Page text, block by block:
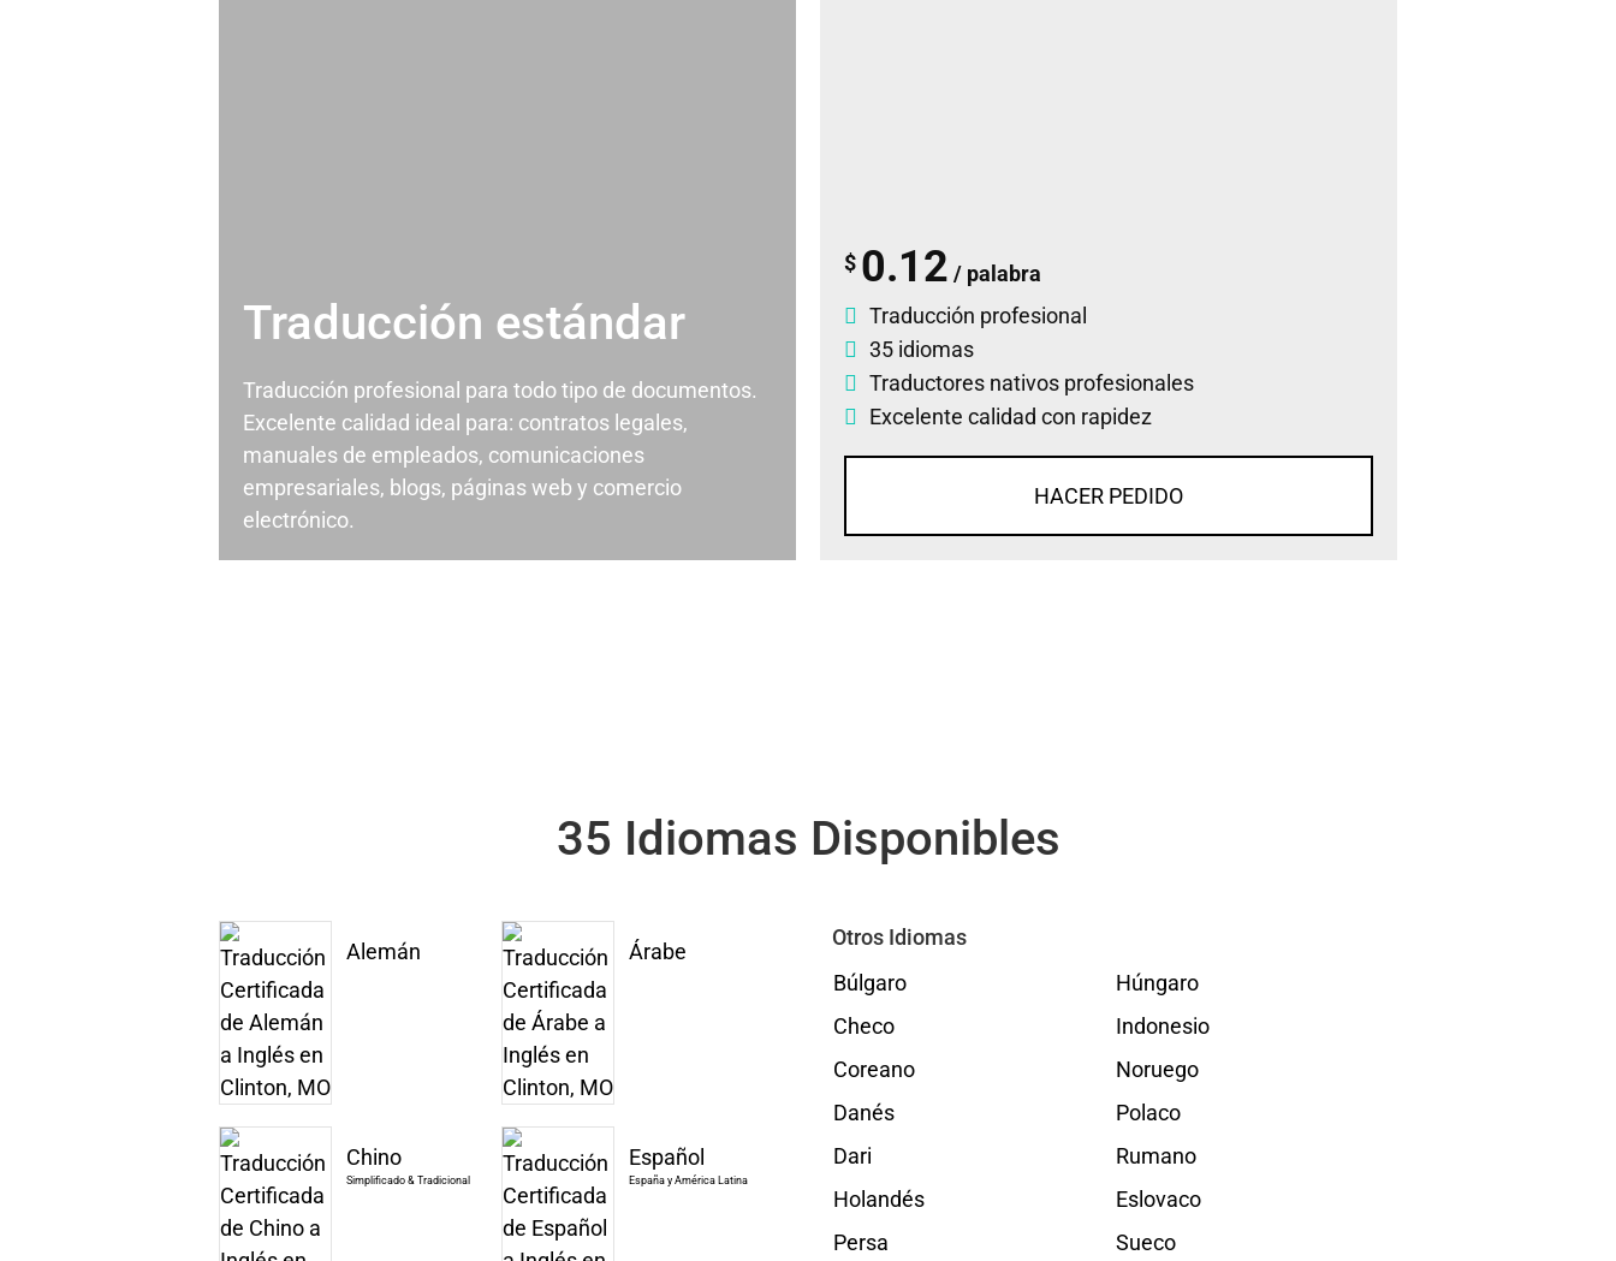
Traducción estándar
Traducción profesional para todo tipo de documentos.
Excelente calidad ideal para: contratos legales,
manuales de empleados, comunicaciones
empresariales, blogs, páginas web y comercio
electrónico.
$ 0.12 / palabra
Traducción profesional
35 idiomas
Traductores nativos profesionales
Excelente calidad con rapidez
HACER PEDIDO
35 Idiomas Disponibles
Alemán Árabe
Chino
Simplificado & Tradicional
Español
España y América Latina
Otros Idiomas
Búlgaro
Checo
Coreano
Danés
Dari
Holandés
Persa
Húngaro
Indonesio
Noruego
Polaco
Rumano
Eslovaco
Sueco